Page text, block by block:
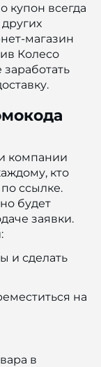
купон всегда
магазин
Колесо
компании
кто
ссылке.
будет
заявки.
и сделать
на
в